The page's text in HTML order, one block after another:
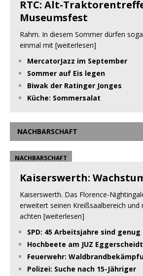
RTC: Alt-
Museumsfest
Rahm. In diesem Sommer dürfen
einmal mit [weiterlesen]
MercatorJazz im September
Sommer auf Eis legen
Biwak der Ratinger Jonges
Küche: Sommersalat
NACHBARSCHAFT
NACHBARSCHAFT
Kaiserswerth:
Kaiserswerth. Das Florence-
erweitert seinen Kreißsaalbereich und
achten [weiterlesen]
SPD: 45 Arbeitsjahre sind genug
Hochbeete am JUZ Eggerscheidt
Feuerwehr:
Polizei: Suche nach 15-Jähriger